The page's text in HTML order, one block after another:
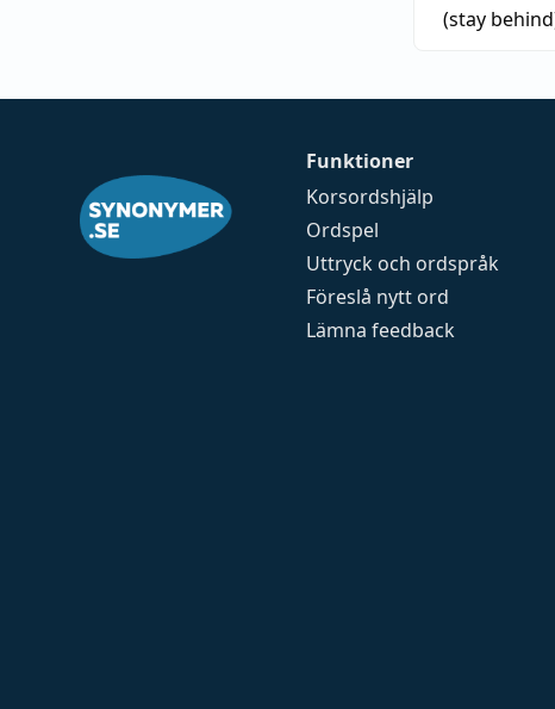
(stay
Funktioner
Korsordshjälp
Ordspel
Uttryck och ordspråk
Föreslå nytt ord
Lämna feedback